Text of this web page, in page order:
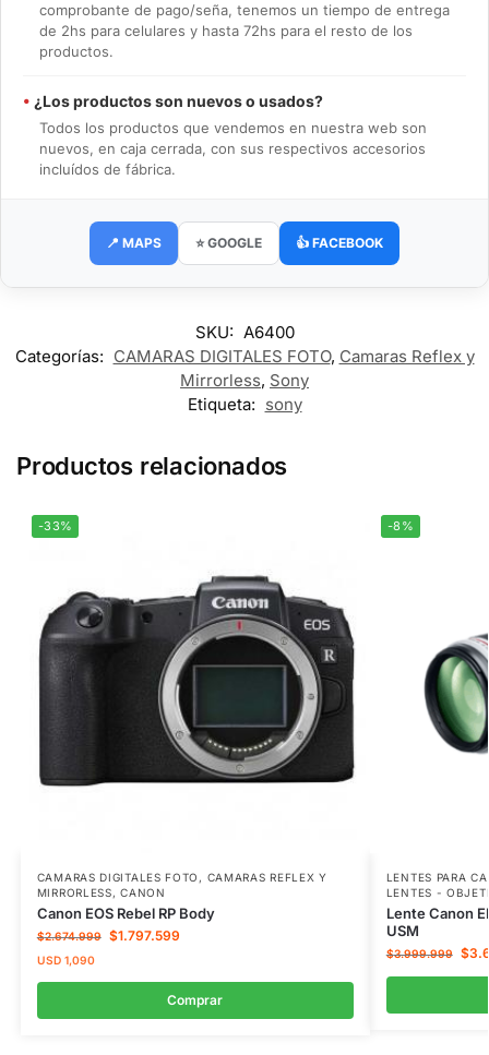
comprobante de pago/seña, tenemos un tiempo de entrega
de 2hs para celulares y hasta 72hs para el resto de los
productos.
• ¿Los productos son nuevos o usados?
Todos los productos que vendemos en nuestra web son
nuevos, en caja cerrada, con sus respectivos accesorios
incluídos de fábrica.
📍 MAPS ⭐ GOOGLE 👍 FACEBOOK
SKU: A6400
Categorías: CAMARAS DIGITALES FOTO, Camaras Reflex y
Mirrorless, Sony
Etiqueta: sony
Productos relacionados
-33%
CAMARAS DIGITALES FOTO , CAMARAS REFLEX Y
MIRRORLESS,CANON
Canon EOS Rebel RP Body
$2.674.999 $1.797.599
USD1,090
Comprar
-8%
LENTES PARA
LENTES -
Lente Canon
USM
$3.999.999 $